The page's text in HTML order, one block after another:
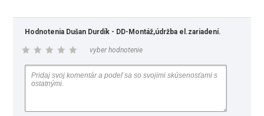
Hodnotenia Dušan Durdík - DD-Montáž,údržba el.zariadení.
vyber hodnotenie